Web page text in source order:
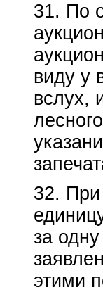
31. По
виду у
вслух,
32. При
за
этими